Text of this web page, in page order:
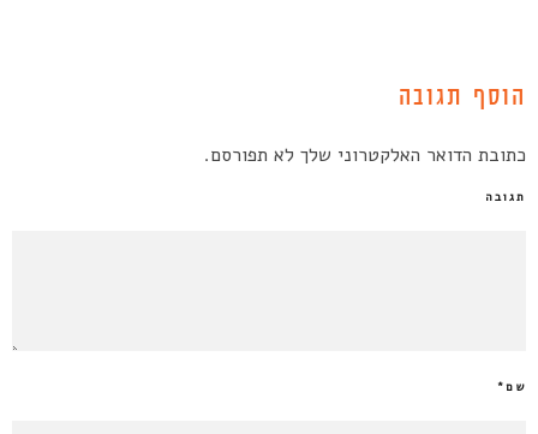
הוסף תגובה
כתובת הדואר האלקטרוני שלך לא תפורסם.
תגובה
שם*